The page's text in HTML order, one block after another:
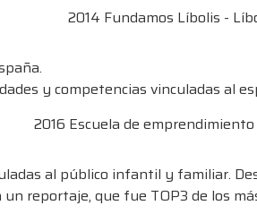
y competencias vinculadas al
al público infantil y familiar.
reportaje, que fue TOP3 de los